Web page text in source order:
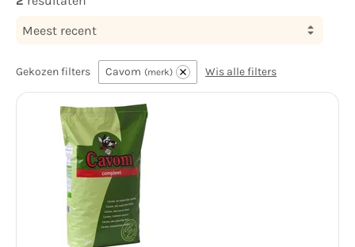
Meest recent
Gekozen filters Cavom merk Wis alle filters